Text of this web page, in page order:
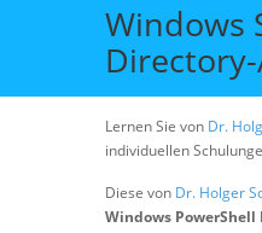
Windows
Lernen Sie von Dr.
individuellen
Diese von Dr. Holger
Windows PowerShell